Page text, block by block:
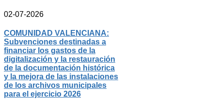
02-07-2026
COMUNIDAD VALENCIANA:
Subvenciones destinadas a
financiar los gastos de la
digitalización y la restauración
de la documentación histórica
y la mejora de las instalaciones
de los archivos municipales
para el ejercicio 2026